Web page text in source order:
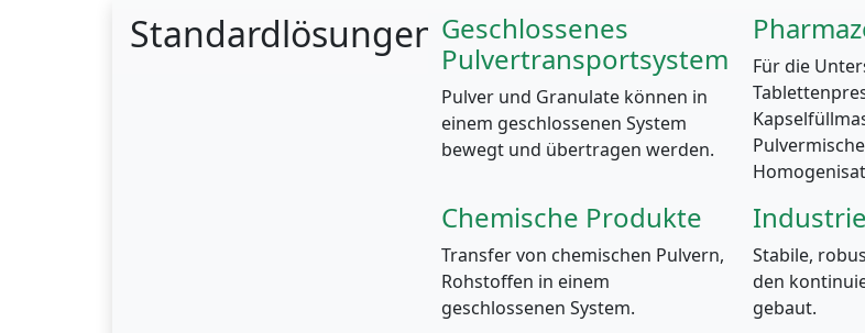
Standardlösungen Geschlossenes
Pulvertransportsystem
Pulver und Granulate können in
einem geschlossenen System
bewegt und übertragen werden.
Für die
Chemische Produkte
Transfer von chemischen Pulvern,
Rohstoffen in einem
geschlossenen System.
Stabile,
den
gebaut.